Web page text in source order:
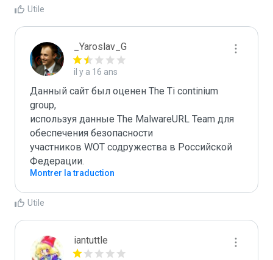
Utile
_Yaroslav_G
il y a 16 ans
Данный сайт был оценен The Ti continium
group,
используя данные The MalwareURL Team для
обеспечения безопасности
участников WOT содружества в Российской
Федерации.
Montrer la traduction
Utile
iantuttle